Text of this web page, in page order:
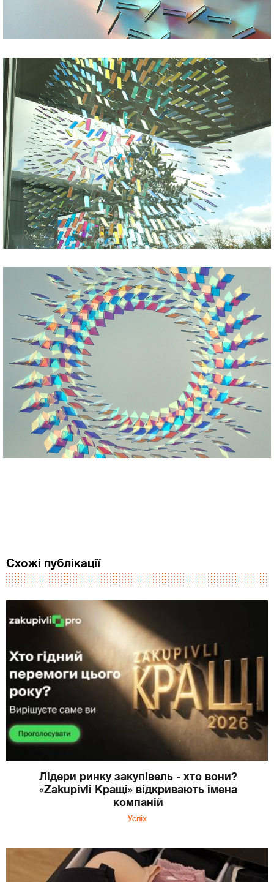
Схожі публікації
Лідери ринку закупівель - хто вони?
«Zakupivli Кращі» відкривають імена
компаній
Успіх